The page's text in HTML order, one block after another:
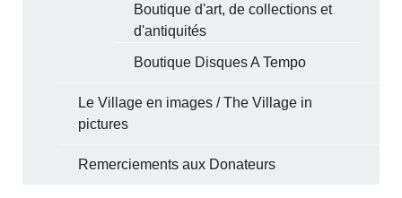
Boutique d'art, de collections et
d'antiquités
Boutique Disques A Tempo
Le Village en images / The Village in
pictures
Remerciements aux Donateurs